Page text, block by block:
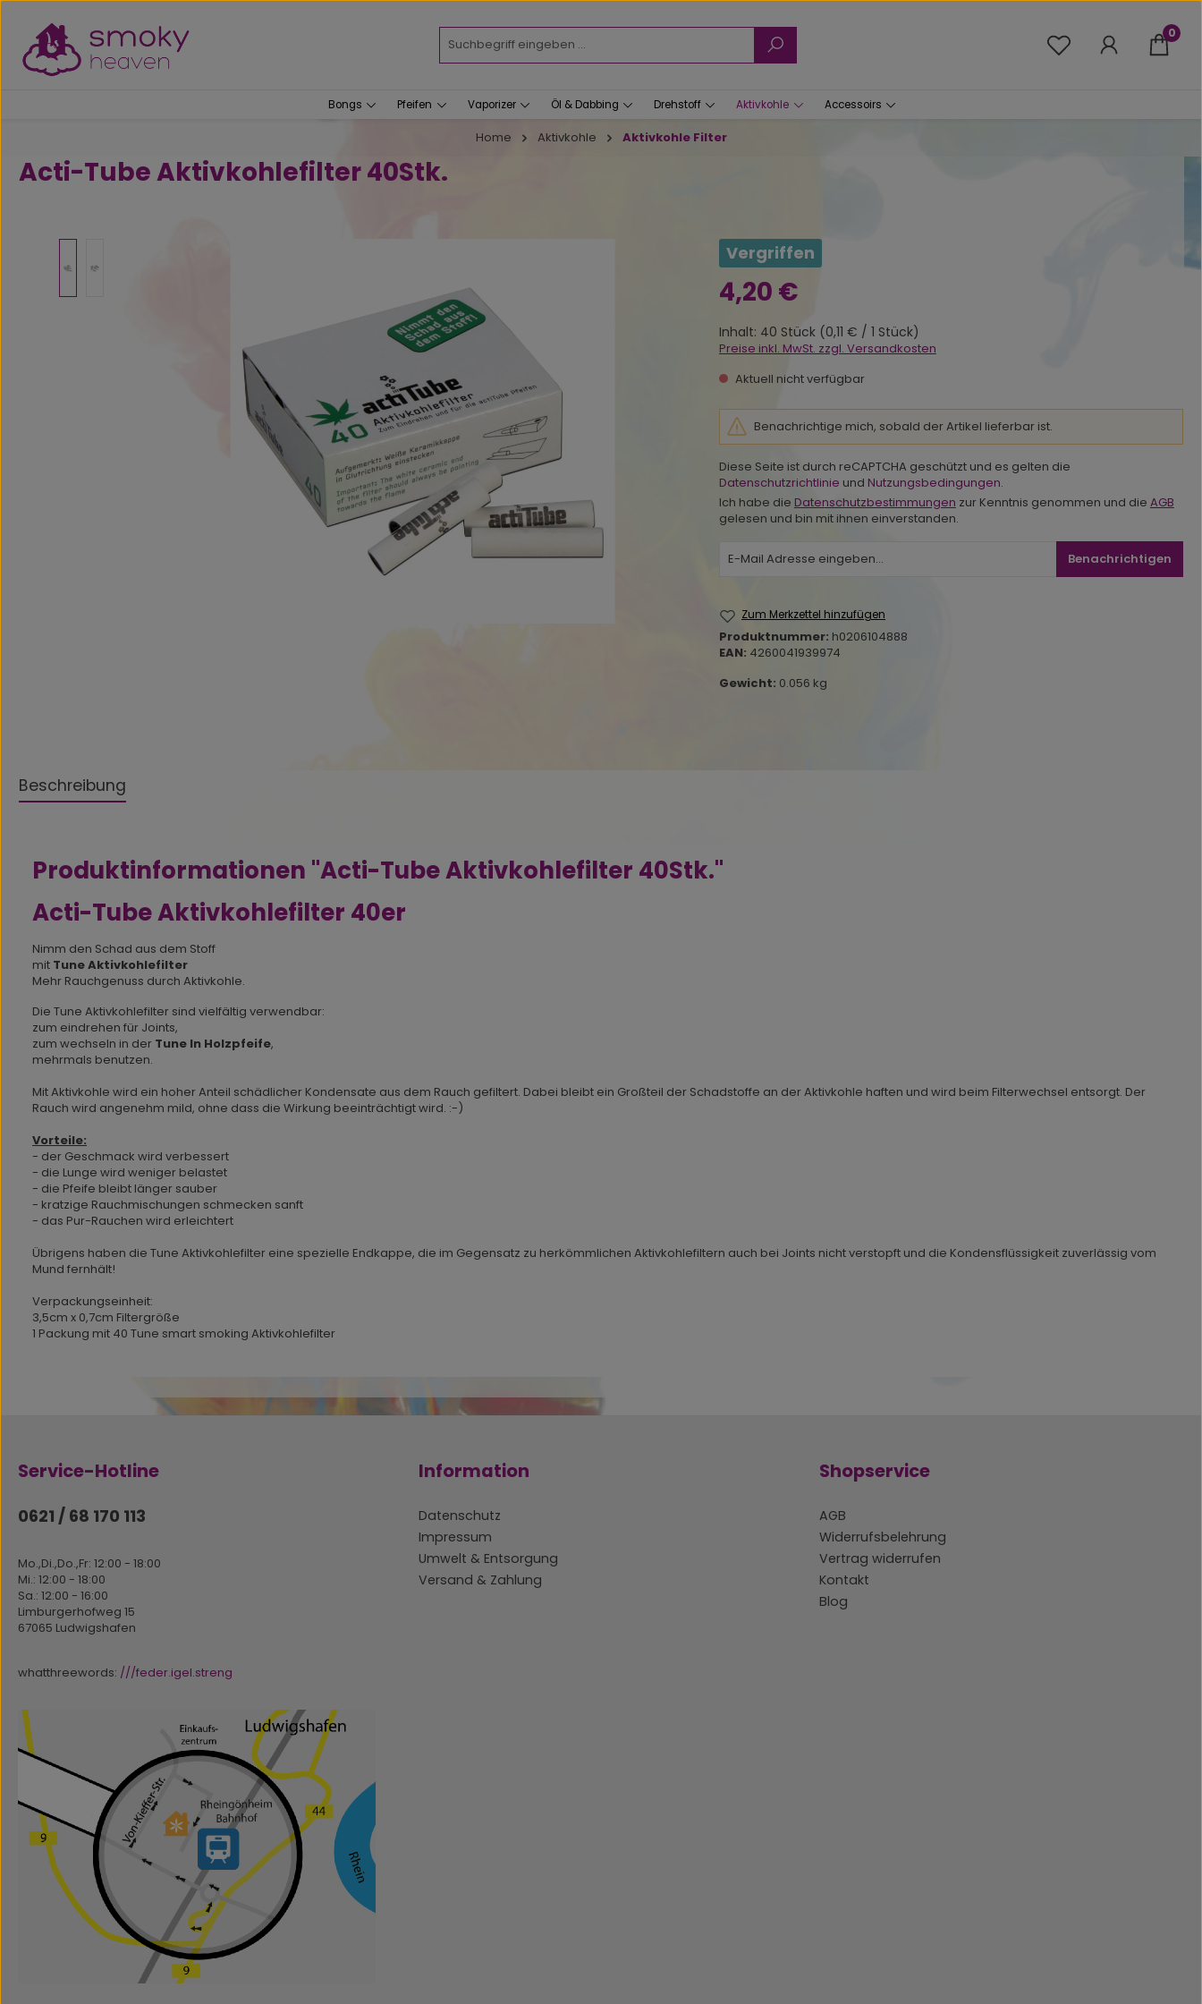
Du hast 0 Produkte
0
Bongs Pfeifen Vaporizer Öl & Dabbing Drehstoff Aktivkohle Accessoirs
Home Aktivkohle Aktivkohle Filter
Acti-Tube Aktivkohlefilter 40Stk.
Bildergalerie überspringen Vergriffen
Regulärer Preis:
4,20 €
Inhalt: 40 Stück (0,11 € / 1 Stück)
Preise inkl. MwSt. zzgl. Versandkosten
Aktuell nicht verfügbar
Benachrichtige mich, sobald der Artikel lieferbar ist.
Diese Seite ist durch reCAPTCHA geschützt und es gelten die
Datenschutzrichtlinie und Nutzungsbedingungen.
Ich habe die Datenschutzbestimmungen zur Kenntnis genommen und die AGB
gelesen und bin mit ihnen einverstanden.
Benachrichtigen
Zum Merkzettel hinzufügen
Produktnummer: h0206104888
EAN: 4260041939974
Gewicht: 0.056 kg
Beschreibung
Produktinformationen "Acti-Tube Aktivkohlefilter 40Stk."
Acti-Tube Aktivkohlefilter 40er
Nimm den Schad aus dem Stoff
mit Tune Aktivkohlefilter
Mehr Rauchgenuss durch Aktivkohle.
Die Tune Aktivkohlefilter sind vielfältig verwendbar:
zum eindrehen für Joints,
zum wechseln in der Tune In Holzpfeife,
mehrmals benutzen.
Mit Aktivkohle wird ein hoher Anteil schädlicher Kondensate aus dem Rauch gefiltert. Dabei bleibt ein Großteil der Schadstoffe an der Aktivkohle haften und wird beim Filterwechsel entsorgt. Der
Rauch wird angenehm mild, ohne dass die Wirkung beeinträchtigt wird. :-)
Vorteile:
- der Geschmack wird verbessert
- die Lunge wird weniger belastet
- die Pfeife bleibt länger sauber
- kratzige Rauchmischungen schmecken sanft
- das Pur-Rauchen wird erleichtert
Übrigens haben die Tune Aktivkohlefilter eine spezielle Endkappe, die im Gegensatz zu herkömmlichen Aktivkohlefiltern auch bei Joints nicht verstopft und die Kondensflüssigkeit zuverlässig vom
Mund fernhält!
Verpackungseinheit:
3,5cm x 0,7cm Filtergröße
1 Packung mit 40 Tune smart smoking Aktivkohlefilter
Service-Hotline
0621 / 68 170 113
Mo.,Di.,Do.,Fr: 12:00 - 18:00
Mi.: 12:00 - 18:00
Sa.: 12:00 - 16:00
Limburgerhofweg 15
67065 Ludwigshafen
whatthreewords: ///feder.igel.streng
Information
Datenschutz
Impressum
Umwelt & Entsorgung
Versand & Zahlung
Shopservice
AGB
Widerrufsbelehrung
Vertrag widerrufen
Kontakt
Blog